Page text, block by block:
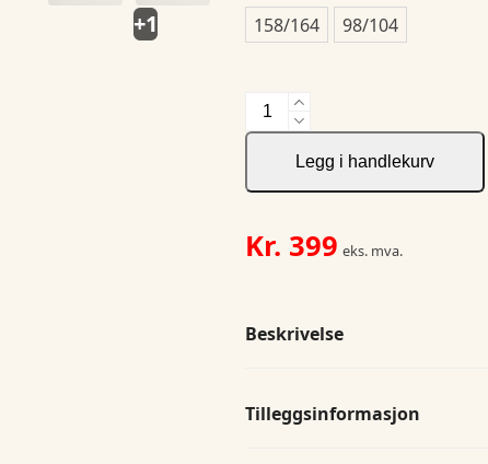
+1
158/164
98/104
NOR
Core
Baselayer
J
antall
Legg i handlekurv
Kr. 399 eks. mva.
Beskrivelse
Tilleggsinformasjon